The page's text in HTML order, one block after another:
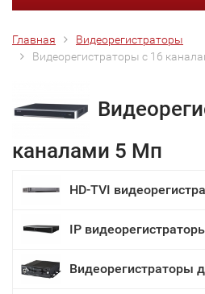
Главная
Видеорегистраторы
Видеорегистраторы с 16
каналами 5 Мп
HD-TVI
IP
Видеорегистраторы